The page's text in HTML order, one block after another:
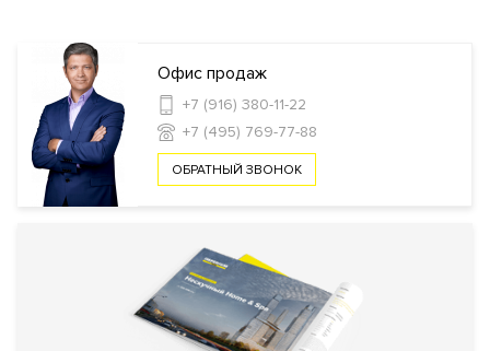
Инфраструктура в доме
Детский
сад
Химчистка Кафе Пекарня Супермаркет
Безопасность
Видеонаблюдение
Закрытый внутренний двор
Офис продаж
+7 (916) 380-11-22
+7 (495) 769-77-88
ОБРАТНЫЙ ЗВОНОК